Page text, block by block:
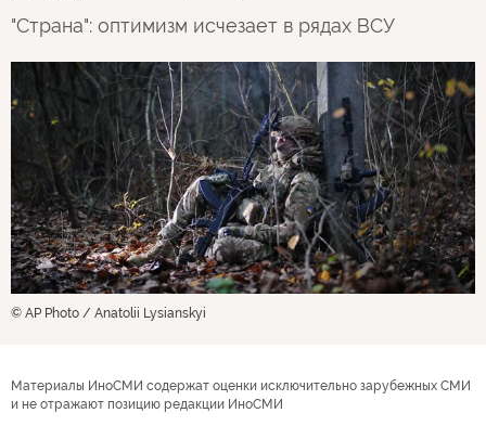
"Страна": оптимизм исчезает в рядах ВСУ
© AP Photo / Anatolii Lysianskyi
Материалы ИноСМИ содержат оценки исключительно зарубежных СМИ
и не отражают позицию редакции ИноСМИ